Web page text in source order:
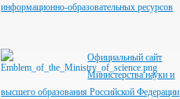
информационно-образовательных ресурсов
Официальный сайт
Министерства науки и
высшего образования Российской Федерации